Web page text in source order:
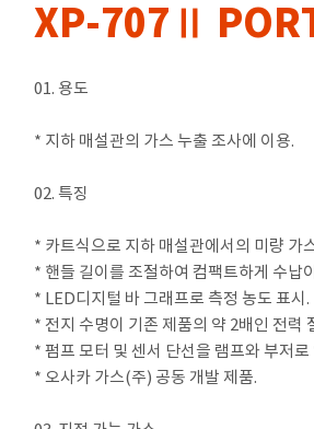
XP-707Ⅱ
01. 용도
* 지하 매설관의 가스 누출 조사에 이용.
02. 특징
* 카트식으로 지하 매설관에서의 미량 가
* 핸들 길이를 조절하여 컴팩트하게 수납
* LED디지털 바 그래프로 측정 농도 표시.
* 전지 수명이 기존 제품의 약 2배인 전력
* 펌프 모터 및 센서 단선을 램프와 부저로
* 오사카 가스(주) 공동 개발 제품.